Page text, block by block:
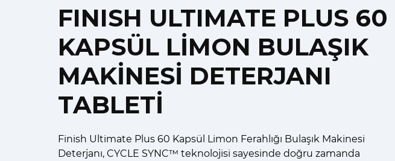
FINISH ULTIMATE PLUS 60
KAPSÜL LIMON BULAŞIK
MAKINESI DETERJANI
TABLETI
Finish Ultimate Plus 60 Kapsül Limon Ferahlığı Bulaşık Makinesi
Deterjanı, CYCLE SYNC™ teknolojisi sayesinde doğru zamanda